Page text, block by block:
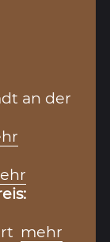
an der
mehr